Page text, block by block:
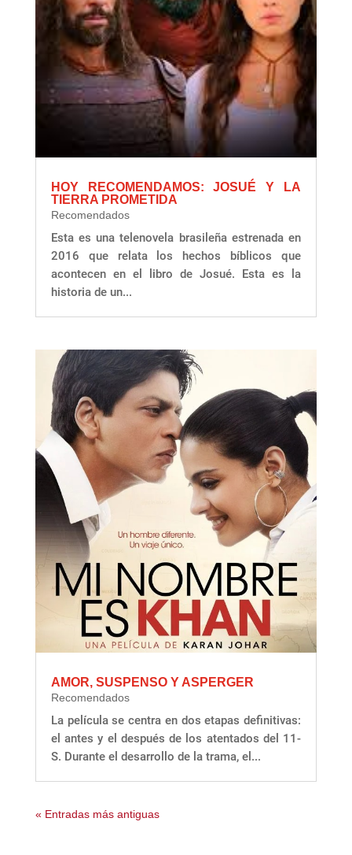
HOY RECOMENDAMOS: JOSUÉ Y LA
TIERRA PROMETIDA
Recomendados
Esta es una telenovela brasileña estrenada en
2016 que relata los hechos bíblicos que
acontecen en el libro de Josué. Esta es la
historia de un...
AMOR, SUSPENSO Y ASPERGER
Recomendados
La película se centra en dos etapas definitivas:
el antes y el después de los atentados del 11-
S. Durante el desarrollo de la trama, el...
« Entradas más antiguas